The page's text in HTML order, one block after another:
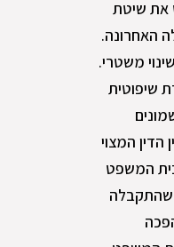
את שיטת
האחרונה.
משטרי.
שיפוטית
המצוי
המשפט
שהתקבלה